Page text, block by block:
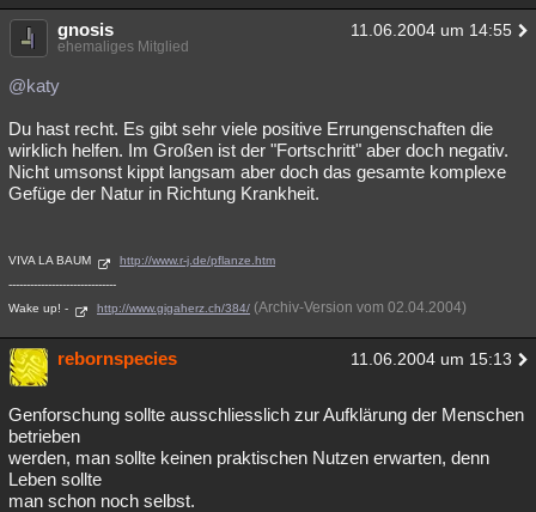
gnosis 11.06.2004 um 14:55
ehemaliges Mitglied
@katy
Du hast recht. Es gibt sehr viele positive Errungenschaften die
wirklich helfen. Im Großen ist der "Fortschritt" aber doch negativ.
Nicht umsonst kippt langsam aber doch das gesamte komplexe
Gefüge der Natur in Richtung Krankheit.
VIVA LA BAUM
http://www.r-j.de/pflanze.htm
------------------------------
Wake up! -
http://www.gigaherz.ch/384/ (Archiv-Version vom 02.04.2004)
rebornspecies 11.06.2004 um 15:13
Genforschung sollte ausschliesslich zur Aufklärung der Menschen
betrieben
werden, man sollte keinen praktischen Nutzen erwarten, denn
Leben sollte
man schon noch selbst.